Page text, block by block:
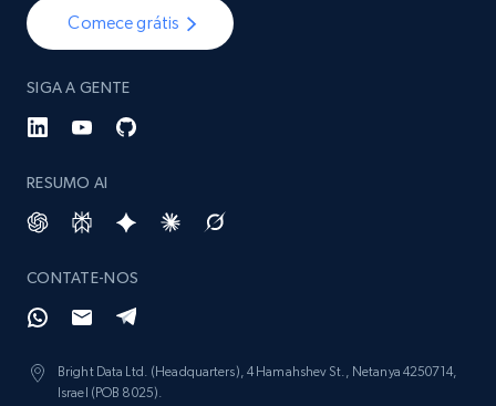
Comece grátis
SIGA A GENTE
RESUMO AI
CONTATE-NOS
Bright Data Ltd. (Headquarters), 4 Hamahshev St., Netanya 4250714,
Israel (POB 8025).